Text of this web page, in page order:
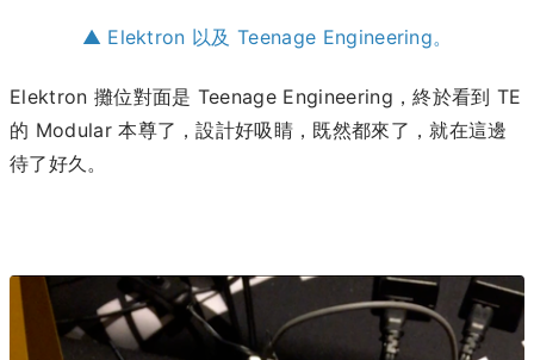
▲ Elektron 以及 Teenage Engineering。
Elektron 攤位對面是 Teenage Engineering，終於看到 TE
的 Modular 本尊了，設計好吸睛，既然都來了，就在這邊
待了好久。